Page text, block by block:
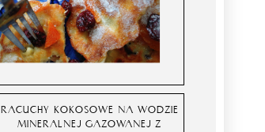
RACUCHY KOKOSOWE NA WODZIE
MINERALNEJ GAZOWANEJ Z